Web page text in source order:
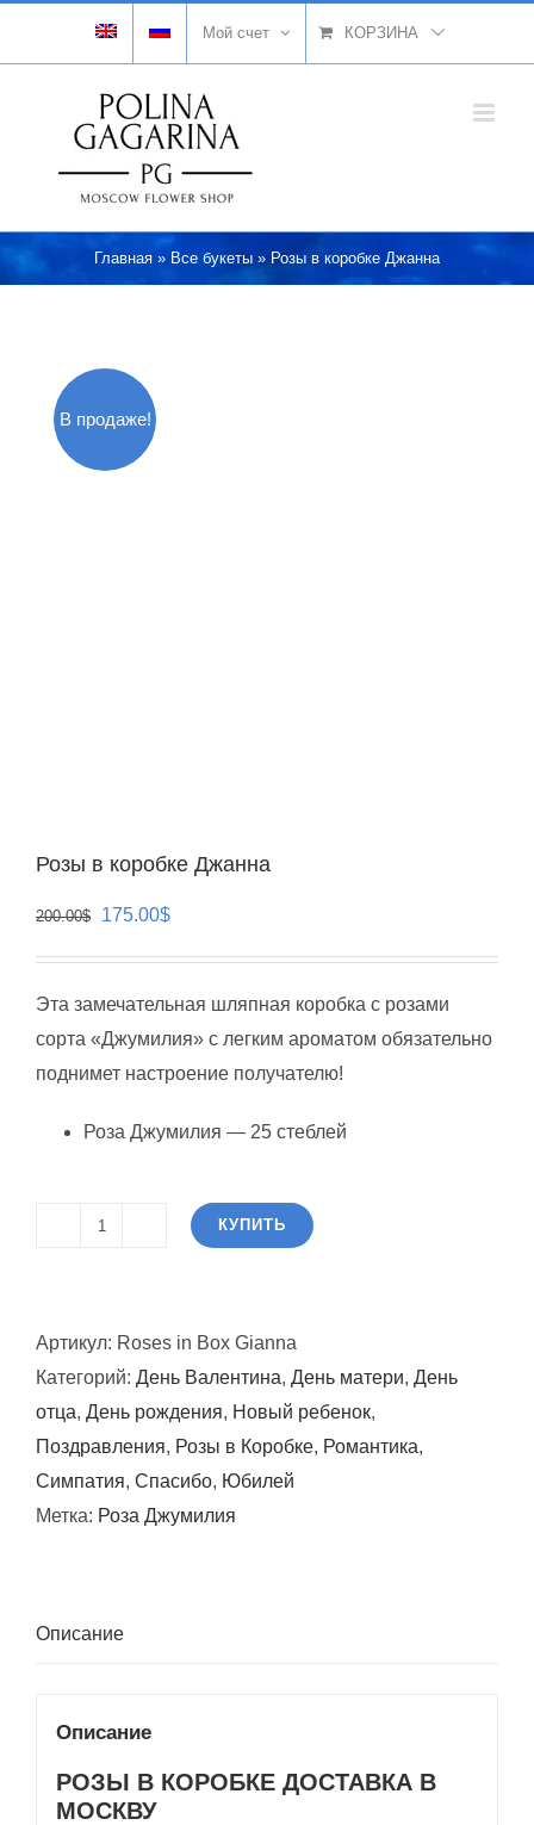
Мой счет КОРЗИНА
Главная » Все букеты » Розы в коробке Джанна
В продаже!
Розы в коробке Джанна
200.00$
Первоначальная
200.00$.
175.00$Текущая
Эта замечательная шляпная коробка с розами
сорта «Джумилия» с легким ароматом обязательно
поднимет настроение получателю!
Роза Джумилия — 25 стеблей
Количество
в
коробке
Джанна
КУПИТЬ
Артикул: Roses in Box Gianna
Категорий: День Валентина, День матери, День
отца, День рождения, Новый ребенок,
Поздравления, Розы в Коробке, Романтика,
Симпатия, Спасибо, Юбилей
Метка: Роза Джумилия
Описание
Описание
РОЗЫ В КОРОБКЕ ДОСТАВКА В
МОСКВУ